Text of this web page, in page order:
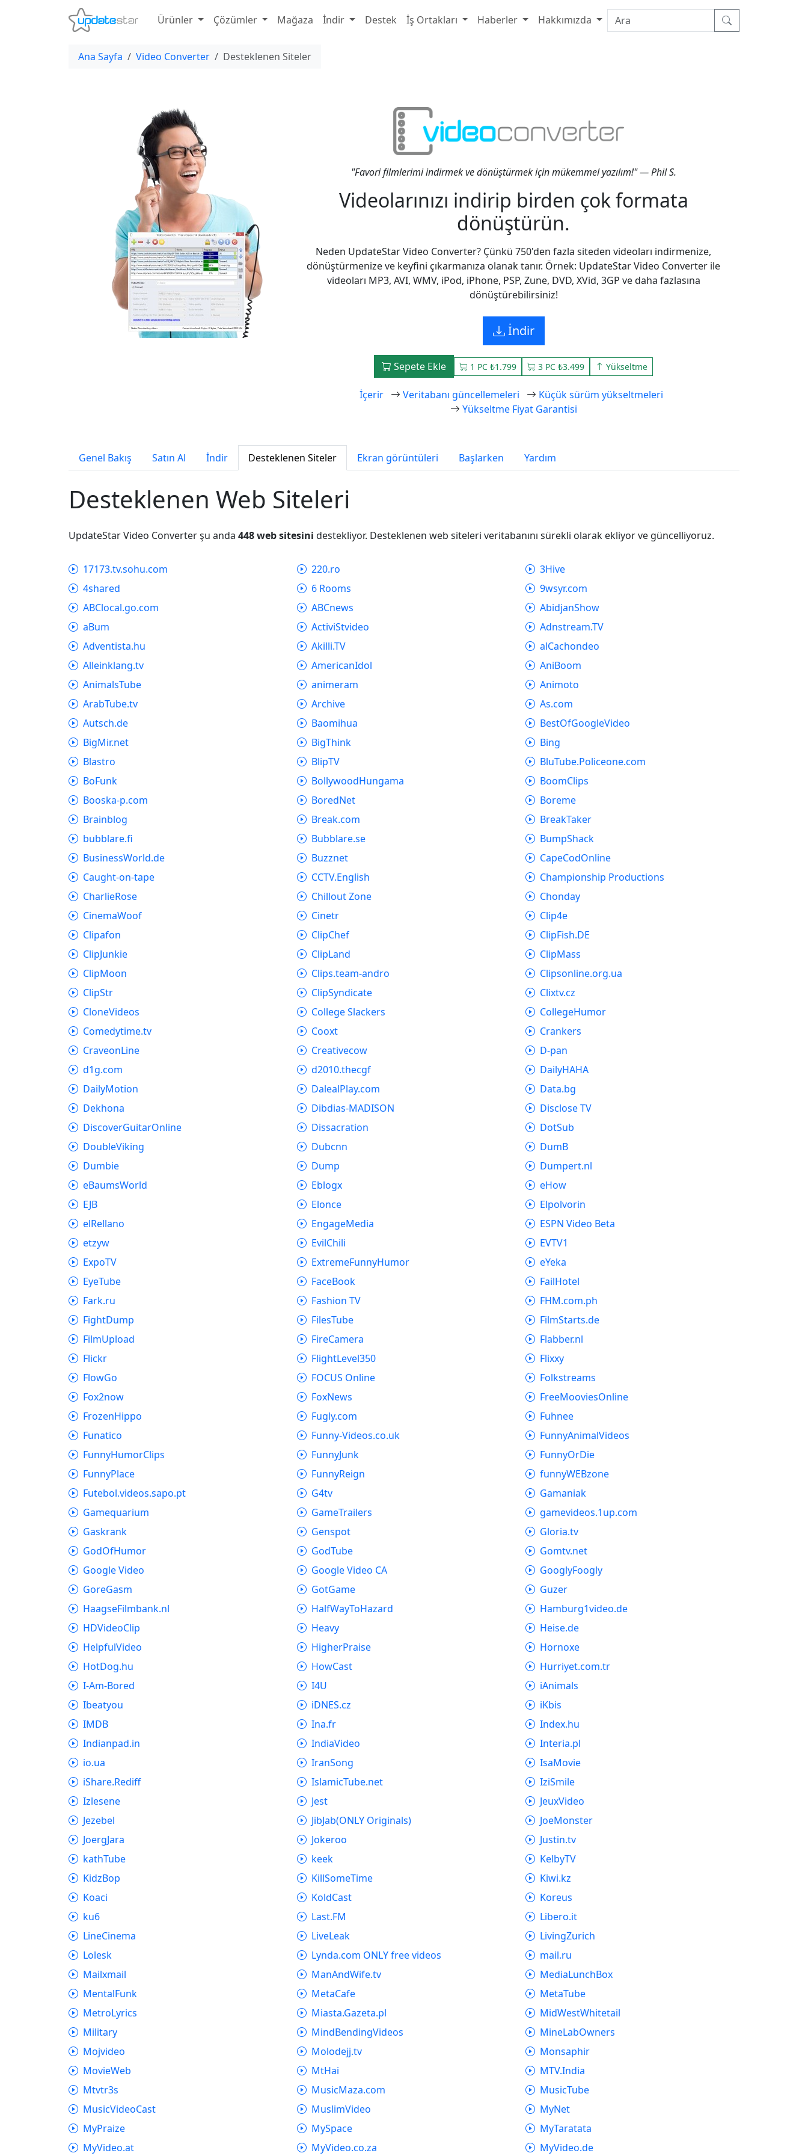
Ürünler Çözümler Mağaza İndir Destek İş Ortakları Haberler Hakkımızda
Ana Sayfa Video Converter Desteklenen Siteler
"Favori filmlerimi indirmek ve dönüştürmek için mükemmel yazılım!" — Phil S.
Videolarınızı indirip birden çok formata
dönüştürün.
Neden UpdateStar Video Converter? Çünkü 750'den fazla siteden videoları indirmenize,
dönüştürmenize ve keyfini çıkarmanıza olanak tanır. Örnek: UpdateStar Video Converter ile
videoları MP3, AVI, WMV, iPod, iPhone, PSP, Zune, DVD, XVid, 3GP ve daha fazlasına
dönüştürebilirsiniz!
İndir
Sepete Ekle 1 PC ₺1.799 3 PC ₺3.499 Yükseltme
İçerir Veritabanı güncellemeleri
Küçük sürüm yükseltmeleri
Yükseltme Fiyat Garantisi
Genel Bakış Satın Al İndir Desteklenen Siteler Ekran görüntüleri Başlarken Yardım
Desteklenen Web Siteleri
UpdateStar Video Converter şu anda 448 web sitesini destekliyor. Desteklenen web siteleri veritabanını sürekli olarak ekliyor ve güncelliyoruz.
17173.tv.sohu.com 220.ro
3Hive
4shared
6 Rooms
9wsyr.com
ABClocal.go.com
ABCnews
AbidjanShow
aBum
ActiviStvideo
Adnstream.TV
Adventista.hu
Akilli.TV
alCachondeo
Alleinklang.tv
AmericanIdol
AniBoom
AnimalsTube
animeram
Animoto
ArabTube.tv
Archive
As.com
Autsch.de
Baomihua
BestOfGoogleVideo
BigMir.net
BigThink
Bing
Blastro
BlipTV
BluTube.Policeone.com
BoFunk
BollywoodHungama
BoomClips
Booska-p.com
BoredNet
Boreme
Brainblog
Break.com
BreakTaker
bubblare.fi
Bubblare.se
BumpShack
BusinessWorld.de
Buzznet
CapeCodOnline
Caught-on-tape
CCTV.English
Championship Productions
CharlieRose
Chillout Zone
Chonday
CinemaWoof
Cinetr
Clip4e
Clipafon
ClipChef
ClipFish.DE
ClipJunkie
ClipLand
ClipMass
ClipMoon
Clips.team-andro
Clipsonline.org.ua
ClipStr
ClipSyndicate
Clixtv.cz
CloneVideos
College Slackers
CollegeHumor
Comedytime.tv
Cooxt
Crankers
CraveonLine
Creativecow
D-pan
d1g.com
d2010.thecgf
DailyHAHA
DailyMotion
DalealPlay.com
Data.bg
Dekhona
Dibdias-MADISON
Disclose TV
DiscoverGuitarOnline
Dissacration
DotSub
DoubleViking
Dubcnn
DumB
Dumbie
Dump
Dumpert.nl
eBaumsWorld
Eblogx
eHow
EJB
Elonce
Elpolvorin
elRellano
EngageMedia
ESPN Video Beta
etzyw
EvilChili
EVTV1
ExpoTV
ExtremeFunnyHumor
eYeka
EyeTube
FaceBook
FailHotel
Fark.ru
Fashion TV
FHM.com.ph
FightDump
FilesTube
FilmStarts.de
FilmUpload
FireCamera
Flabber.nl
Flickr
FlightLevel350
Flixxy
FlowGo
FOCUS Online
Folkstreams
Fox2now
FoxNews
FreeMooviesOnline
FrozenHippo
Fugly.com
Fuhnee
Funatico
Funny-Videos.co.uk
FunnyAnimalVideos
FunnyHumorClips
FunnyJunk
FunnyOrDie
FunnyPlace
FunnyReign
funnyWEBzone
Futebol.videos.sapo.pt
G4tv
Gamaniak
Gamequarium
GameTrailers
gamevideos.1up.com
Gaskrank
Genspot
Gloria.tv
GodOfHumor
GodTube
Gomtv.net
Google Video
Google Video CA
GooglyFoogly
GoreGasm
GotGame
Guzer
HaagseFilmbank.nl
HalfWayToHazard
Hamburg1video.de
HDVideoClip
Heavy
Heise.de
HelpfulVideo
HigherPraise
Hornoxe
HotDog.hu
HowCast
Hurriyet.com.tr
I-Am-Bored
I4U
iAnimals
Ibeatyou
iDNES.cz
iKbis
IMDB
Ina.fr
Index.hu
Indianpad.in
IndiaVideo
Interia.pl
io.ua
IranSong
IsaMovie
iShare.Rediff
IslamicTube.net
IziSmile
Izlesene
Jest
JeuxVideo
Jezebel
JibJab(ONLY Originals)
JoeMonster
JoergJara
Jokeroo
Justin.tv
kathTube
keek
KelbyTV
KidzBop
KillSomeTime
Kiwi.kz
Koaci
KoldCast
Koreus
ku6
Last.FM
Libero.it
LineCinema
LiveLeak
LivingZurich
Lolesk
Lynda.com ONLY free videos
mail.ru
Mailxmail
ManAndWife.tv
MediaLunchBox
MentalFunk
MetaCafe
MetaTube
MetroLyrics
Miasta.Gazeta.pl
MidWestWhitetail
Military
MindBendingVideos
MineLabOwners
Mojvideo
Molodejj.tv
Monsaphir
MovieWeb
MtHai
MTV.India
Mtvtr3s
MusicMaza.com
MusicTube
MusicVideoCast
MuslimVideo
MyNet
MyPraize
MySpace
MyTaratata
MyVideo.at
MyVideo.co.za MyVideo.de